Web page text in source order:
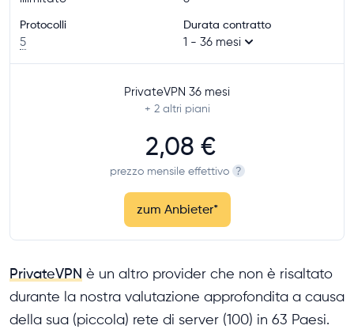
Protocolli
5
Durata contratto
1 - 36 mesi
PrivateVPN 36 mesi
+ 2 altri piani
2,08 €
prezzo mensile effettivo ?
zum Anbieter*
PrivateVPN è un altro provider che non è risaltato
durante la nostra valutazione approfondita a causa
della sua (piccola) rete di server (100) in 63 Paesi.